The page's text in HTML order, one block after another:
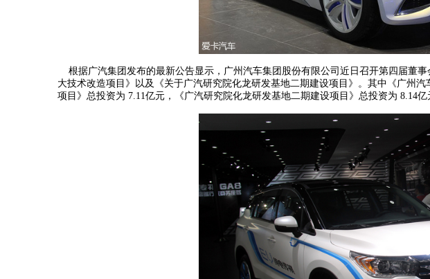
根据广汽集团发布的最新公告显示，广州汽车集团股份有限公司近日召开第四届董
大技术改造项目》以及《关于广汽研究院化龙研发基地二期建设项目》。其中《广州
项目》总投资为 7.11亿元，《广汽研究院化龙研发基地二期建设项目》总投资为 8.14亿